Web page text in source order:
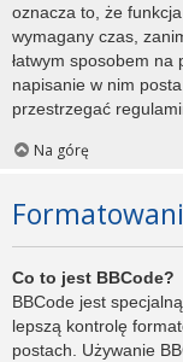
oznacza to, że funkcja
wymagany czas,
łatwym sposobem
napisanie w nim
przestrzegać
Na górę
Co to jest BBCode?
BBCode jest
lepszą kontrolę
postach. Używanie